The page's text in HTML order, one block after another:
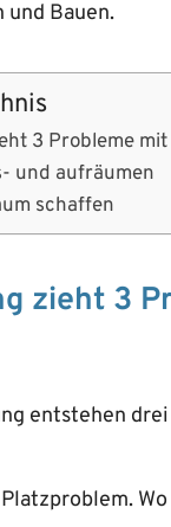
und Bauen.
3 Probleme mit
und aufräumen
schaffen
zieht 3
entstehen